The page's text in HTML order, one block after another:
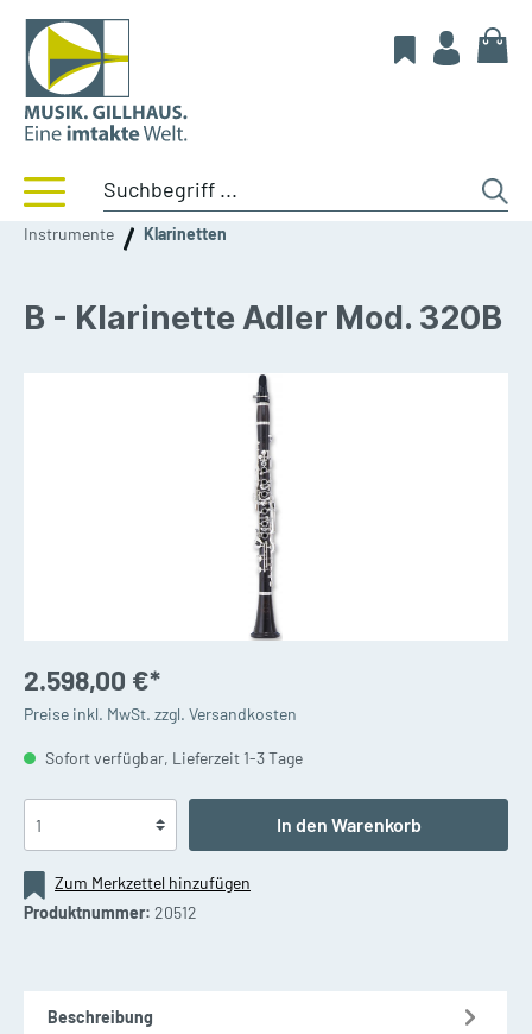
Instrumente Klarinetten
B - Klarinette Adler Mod. 320B
2.598,00 €*
Preise inkl. MwSt. zzgl. Versandkosten
Sofort verfügbar, Lieferzeit 1-3 Tage
In den Warenkorb
Zum Merkzettel hinzufügen
Produktnummer: 20512
Beschreibung